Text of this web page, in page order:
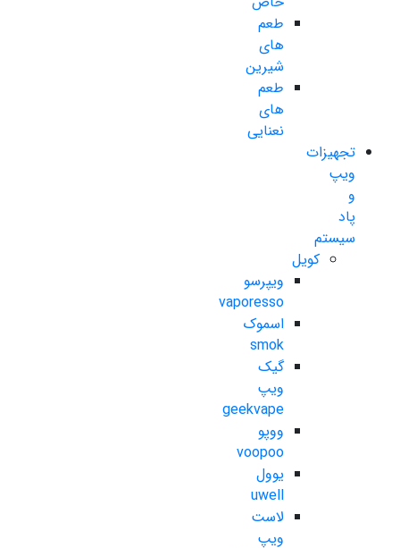
طعم
های
شیرین
طعم
های
نعنایی
تجهیزات
ویپ
و
پاد
سیستم
کویل
ویپرسو
vaporesso
اسموک
smok
گیک
ویپ
geekvape
ووپو
voopoo
یوول
uwell
لاست
ویپ